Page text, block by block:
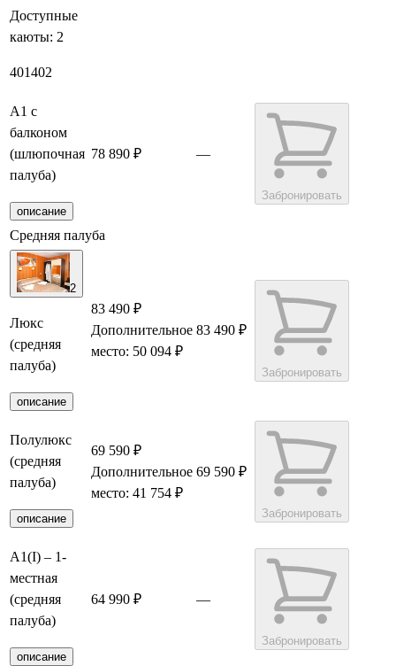
Доступные
каюты: 2
401402
А1 с
балконом
(шлюпочная
палуба)
описание
78 890 ₽ —
Забронировать
Средняя палуба
2
Люкс
(средняя
палуба)
описание
83 490 ₽
Дополнительное
место: 50 094 ₽
83 490 ₽
Забронировать
Полулюкс
(средняя
палуба)
описание
69 590 ₽
Дополнительное
место: 41 754 ₽
69 590 ₽
Забронировать
А1(I) – 1-
местная
(средняя
палуба)
описание
64 990 ₽ —
Забронировать